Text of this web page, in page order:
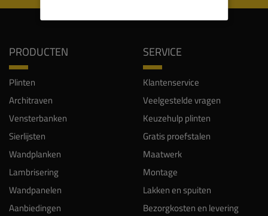
PRODUCTEN
Plinten
Architraven
Vensterbanken
Sierlijsten
Wandplanken
Lambrisering
Wandpanelen
Aanbiedingen
SERVICE
Klantenservice
Veelgestelde vragen
Keuzehulp plinten
Gratis proefstalen
Maatwerk
Montage
Lakken en spuiten
Bezorgkosten en levering